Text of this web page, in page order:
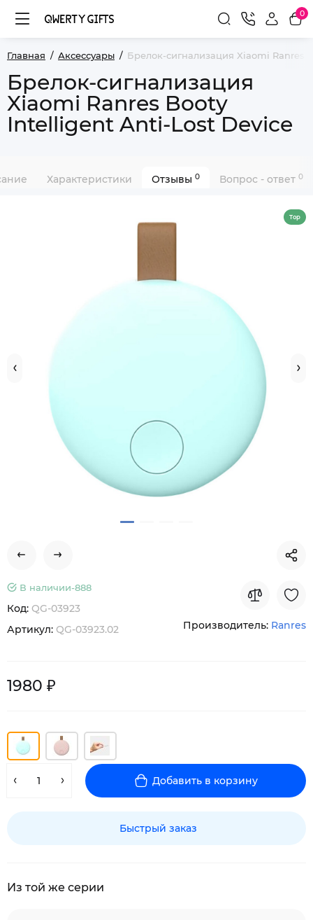
0
Главная Аксессуары Брелок-сигнализация Xiaomi
Брелок-сигнализация
Xiaomi Ranres Booty
Intelligent Anti-Lost Device
Характеристики Отзывы 0 Вопрос - ответ 0
Top
В наличии-888
Код: QG-03923
Артикул: QG-03923.02 Производитель: Ranres
1980 ₽
Добавить в корзину
Быстрый заказ
Из той же серии